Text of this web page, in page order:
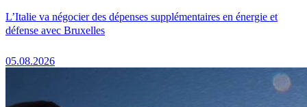
L’Italie va négocier des dépenses supplémentaires en énergie et
défense avec Bruxelles
05.08.2026